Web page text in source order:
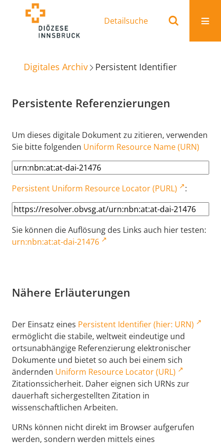
Detailsuche
Digitales Archiv Persistent Identifier
Persistente Referenzierungen
Um dieses digitale Dokument zu zitieren, verwenden
Sie bitte folgenden Uniform Resource Name (URN)
Persistent Uniform Resource Locator (PURL) :
Sie können die Auflösung des Links auch hier testen:
urn:nbn:at:at-dai-21476
Nähere Erläuterungen
Der Einsatz eines Persistent Identifier (hier: URN)
ermöglicht die stabile, weltweit eindeutige und
ortsunabhängige Referenzierung elektronischer
Dokumente und bietet so auch bei einem sich
ändernden Uniform Resource Locator (URL)
Zitationssicherheit. Daher eignen sich URNs zur
dauerhaft sichergestellten Zitation in
wissenschaftlichen Arbeiten.
URNs können nicht direkt im Browser aufgerufen
werden, sondern werden mittels eines